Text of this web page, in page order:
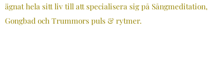
ägnat hela sitt liv till att specialisera sig på Sångmeditation,
Gongbad och Trummors puls & rytmer.